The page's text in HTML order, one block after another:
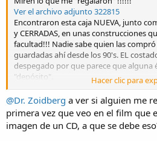
Ver el archivo adjunto 322815
Encontraron esta caja NUEVA, junto
y CERRADAS, en unas construcciones
facultad!!! Nadie sabe quien las
guardadas ahí desde los 90's. EL
despegado por que parece que alguna
"depósito".
Como estaban tirando a la basura
amigo recuperó todos los cassettes (y
cosas) y me regaló una caja
.
excusa para hacer un relining de mi deck
mostré en este tema, aunque
Hacer clic para
@Dr. Zoidberg a ver si alguien me
primera vez que veo en el film que
imagen de un CD, a que se debe